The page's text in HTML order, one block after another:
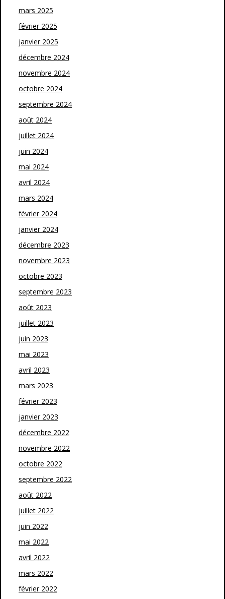
mars 2025
février 2025
janvier 2025
décembre 2024
novembre 2024
octobre 2024
septembre 2024
août 2024
juillet 2024
juin 2024
mai 2024
avril 2024
mars 2024
février 2024
janvier 2024
décembre 2023
novembre 2023
octobre 2023
septembre 2023
août 2023
juillet 2023
juin 2023
mai 2023
avril 2023
mars 2023
février 2023
janvier 2023
décembre 2022
novembre 2022
octobre 2022
septembre 2022
août 2022
juillet 2022
juin 2022
mai 2022
avril 2022
mars 2022
février 2022